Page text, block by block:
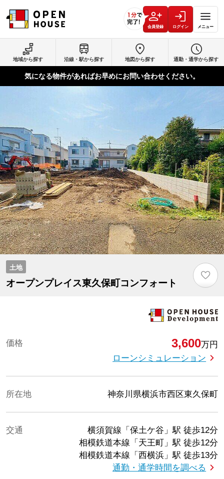
会員登録 ログイン メニュー
地域から探す 沿線・駅から探す 地図から探す 通勤・通学から探す
気になる物件があればお早めにお問い合わせください。
土地
オープンプレイス東久保町コンフォート
♡
価格 3,600万円
ローンシミュレーション
所在地 神奈川県横浜市西区東久保町
交通 横須賀線「保土ケ谷」駅 徒歩12分
相模鉄道本線「天王町」駅 徒歩12分
相模鉄道本線「西横浜」駅 徒歩13分
通勤・通学時間を調べる